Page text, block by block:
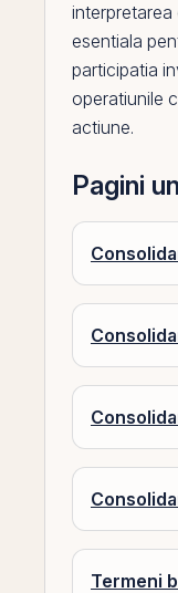
esentiala
participatia
operatiunile
actiune.
Pagini
Termeni